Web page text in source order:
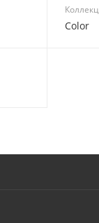
Color